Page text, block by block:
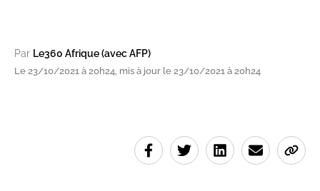
Par Le360 Afrique (avec AFP)
Le 23/10/2021 à 20h24, mis à jour le 23/10/2021 à 20h24